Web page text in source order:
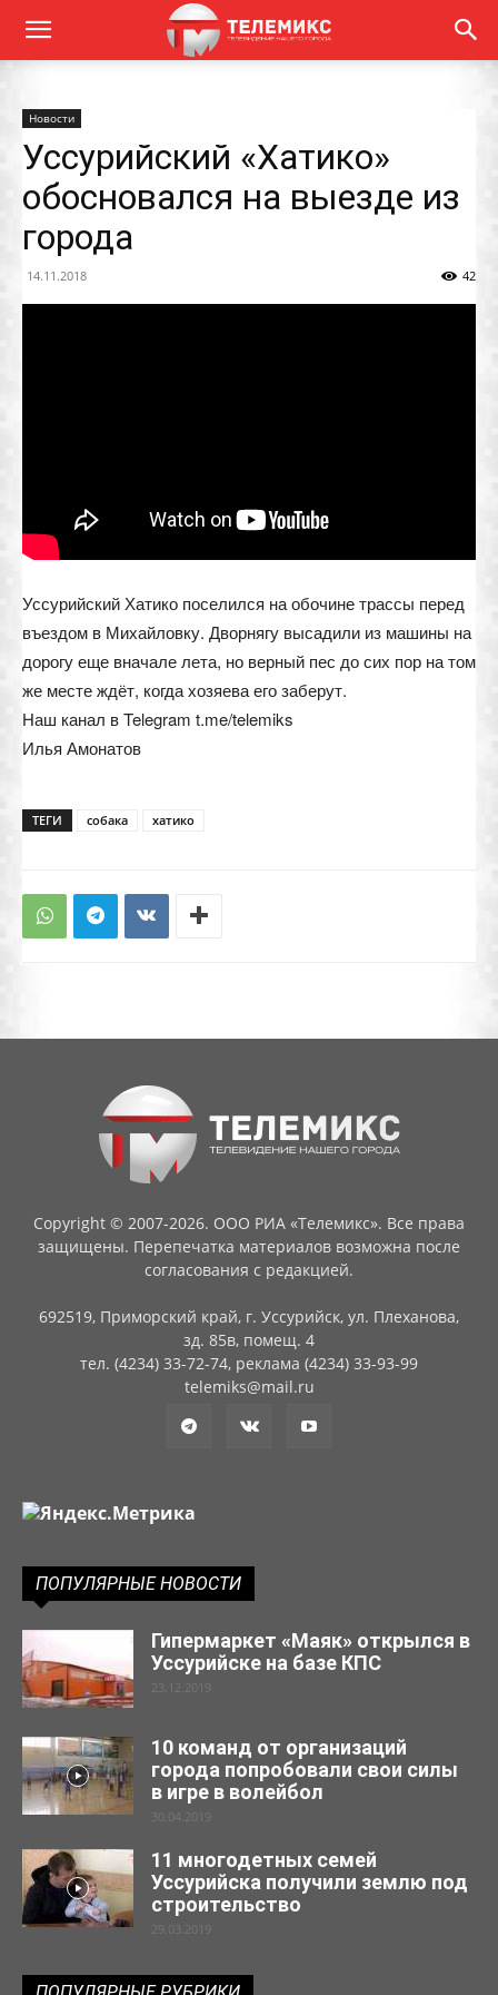
Новости
Уссурийский «Хатико»
обосновался на выезде из
города
14.11.2018 42
Уссурийский Хатико поселился на обочине трассы перед
въездом в Михайловку. Дворнягу высадили из машины на
дорогу еще вначале лета, но верный пес до сих пор на том
же месте ждёт, когда хозяева его заберут.
Наш канал в Telegram t.me/telemiks
Илья Амонатов
ТЕГИ собака хатико
Copyright © 2007-2026. ООО РИА «Телемикс». Все права
защищены. Перепечатка материалов возможна после
согласования с редакцией.
692519, Приморский край, г. Уссурийск, ул. Плеханова,
зд. 85в, помещ. 4
тел. (4234) 33-72-74, реклама (4234) 33-93-99
telemiks@mail.ru
ПОПУЛЯРНЫЕ НОВОСТИ
Гипермаркет «Маяк» открылся в
Уссурийске на базе КПС
23.12.2019
10 команд от организаций
города попробовали свои силы
в игре в волейбол
30.04.2019
11 многодетных семей
Уссурийска получили землю под
строительство
29.03.2019